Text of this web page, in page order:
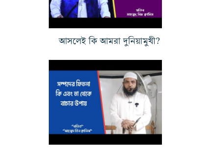
আসলেই কি আমরা দুনিয়ামুখী?